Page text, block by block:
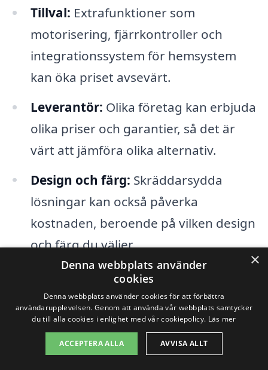
Tillval: Extrafunktioner som
motorisering, fjärrkontroller och
integrationssystem för hemsystem
kan öka priset avsevärt.
Leverantör: Olika företag kan erbjuda
olika priser och garantier, så det är
värt att jämföra olika alternativ.
Design och färg: Skräddarsydda
lösningar kan också påverka
kostnaden, beroende på vilken design
och färg du väljer.
Det är viktigt att ta sig tid att undersöka
och jämföra olika tillverkare och
produkter för att hitta den bästa
markisen som passar både dina behov
×
Denna webbplats använder
cookies
Denna webbplats använder cookies för att förbättra
användarupplevelsen. Genom att använda vår webbplats samtycker
du till alla cookies i enlighet med vår cookiepolicy. Läs mer
ACCEPTERA ALLA AVVISA ALLT